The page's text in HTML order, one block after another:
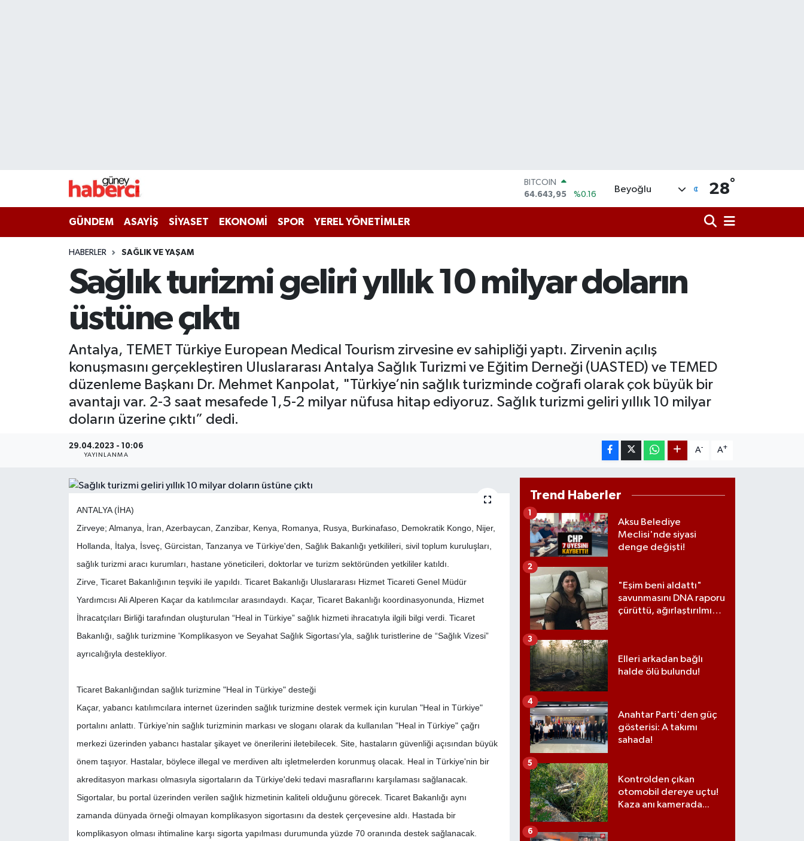
DOLAR
47,6704
%0
6500.87
BİST100
13.799
%70
Beyoğlu 28°
GÜNDEM ASAYİŞ SİYASET EKONOMİ SPOR YEREL YÖNETİMLER
HABERLER SAĞLIK VE YAŞAM
Sağlık turizmi geliri yıllık 10 milyar doların
üstüne çıktı
Antalya, TEMET Türkiye European Medical Tourism zirvesine ev sahipliği yaptı. Zirvenin açılış
konuşmasını gerçekleştiren Uluslararası Antalya Sağlık Turizmi ve Eğitim Derneği (UASTED) ve TEMED
düzenleme Başkanı Dr. Mehmet Kanpolat, "Türkiye’nin sağlık turizminde coğrafi olarak çok büyük bir
avantajı var. 2-3 saat mesafede 1,5-2 milyar nüfusa hitap ediyoruz. Sağlık turizmi geliri yıllık 10 milyar
doların üzerine çıktı” dedi.
29.04.2023 - 10:06
YAYINLANMA
A- A+
ANTALYA (İHA)
Zirveye; Almanya, İran, Azerbaycan, Zanzibar, Kenya, Romanya, Rusya, Burkinafaso, Demokratik Kongo, Nijer,
Hollanda, İtalya, İsveç, Gürcistan, Tanzanya ve Türkiye'den, Sağlık Bakanlığı yetkilileri, sivil toplum kuruluşları,
sağlık turizmi aracı kurumları, hastane yöneticileri, doktorlar ve turizm sektöründen yetkililer katıldı.
Zirve, Ticaret Bakanlığının teşviki ile yapıldı. Ticaret Bakanlığı Uluslararası Hizmet Ticareti Genel Müdür
Yardımcısı Ali Alperen Kaçar da katılımcılar arasındaydı. Kaçar, Ticaret Bakanlığı koordinasyonunda, Hizmet
İhracatçıları Birliği tarafından oluşturulan “Heal in Türkiye” sağlık hizmeti ihracatıyla ilgili bilgi verdi. Ticaret
Bakanlığı, sağlık turizmine 'Komplikasyon ve Seyahat Sağlık Sigortası'yla, sağlık turistlerine de “Sağlık Vizesi”
ayrıcalığıyla destekliyor.
Ticaret Bakanlığından sağlık turizmine "Heal in Türkiye" desteği
Kaçar, yabancı katılımcılara internet üzerinden sağlık turizmine destek vermek için kurulan "Heal in Türkiye"
portalını anlattı. Türkiye'nin sağlık turizminin markası ve sloganı olarak da kullanılan "Heal in Türkiye" çağrı
merkezi üzerinden yabancı hastalar şikayet ve önerilerini iletebilecek. Site, hastaların güvenliği açısından büyük
önem taşıyor. Hastalar, böylece illegal ve merdiven altı işletmelerden korunmuş olacak. Heal in Türkiye'nin bir
akreditasyon markası olmasıyla sigortaların da Türkiye'deki tedavi masraflarını karşılaması sağlanacak.
Sigortalar, bu portal üzerinden verilen sağlık hizmetinin kaliteli olduğunu görecek. Ticaret Bakanlığı aynı
zamanda dünyada örneği olmayan komplikasyon sigortasını da destek çerçevesine aldı. Hastada bir
komplikasyon olması ihtimaline karşı sigorta yapılması durumunda yüzde 70 oranında destek sağlanacak.
Trend Haberler
Aksu Belediye
Meclisi'nde siyasi
denge değişti!
1
"Eşim beni aldattı"
savunmasını DNA raporu
çürüttü, ağırlaştırılmış
2
Elleri arkadan bağlı
halde ölü bulundu!
3
Anahtar Parti'den güç
gösterisi: A takımı
sahada!
4
Kontrolden çıkan
otomobil dereye uçtu!
Kaza anı kamerada...
5
6
Haber Arşivi